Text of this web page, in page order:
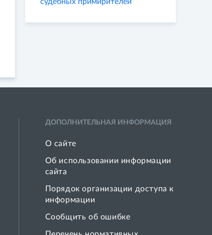
ДОПОЛНИТЕЛЬНАЯ ИНФОРМАЦИЯ
О сайте
Об использовании информации
сайта
Порядок организации доступа к
информации
Сообщить об ошибке